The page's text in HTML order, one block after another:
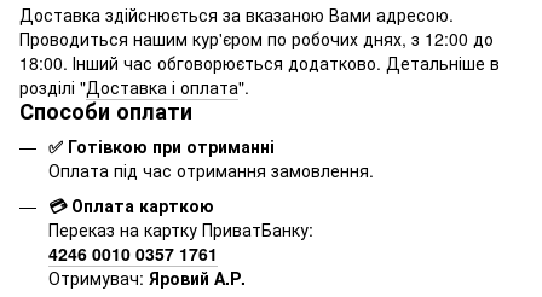
Доставка здійснюється за вказаною Вами адресою.
Проводиться нашим кур'єром по робочих днях, з 12:00 до
18:00. Інший час обговорюється додатково. Детальніше в
розділі "Доставка і оплата".
Способи оплати
✅ Готівкою при отриманні
Оплата під час отримання замовлення.
💳 Оплата карткою
Переказ на картку ПриватБанку:
4246 0010 0357 1761
Отримувач: Яровий А.Р.